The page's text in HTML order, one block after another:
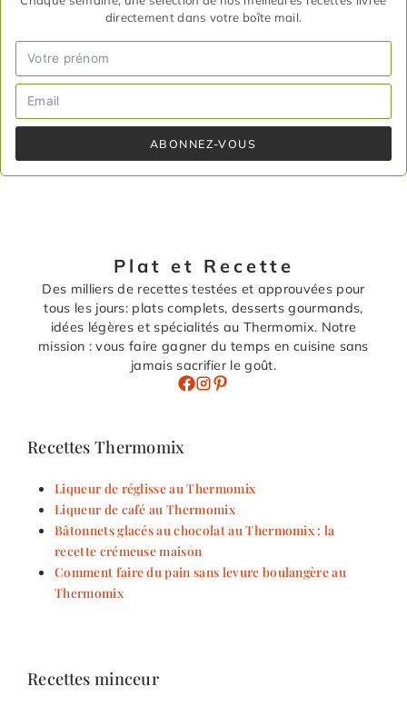
directement dans votre boîte mail.
ABONNEZ-VOUS
Plat et Recette
Des milliers de recettes testées et approuvées pour
tous les jours: plats complets, desserts gourmands,
idées légères et spécialités au Thermomix. Notre
mission : vous faire gagner du temps en cuisine sans
jamais sacrifier le goût.
Recettes Thermomix
Liqueur de réglisse au Thermomix
Liqueur de café au Thermomix
Bâtonnets glacés au chocolat au Thermomix : la
recette crémeuse maison
Comment faire du pain sans levure boulangère au
Thermomix
Recettes minceur